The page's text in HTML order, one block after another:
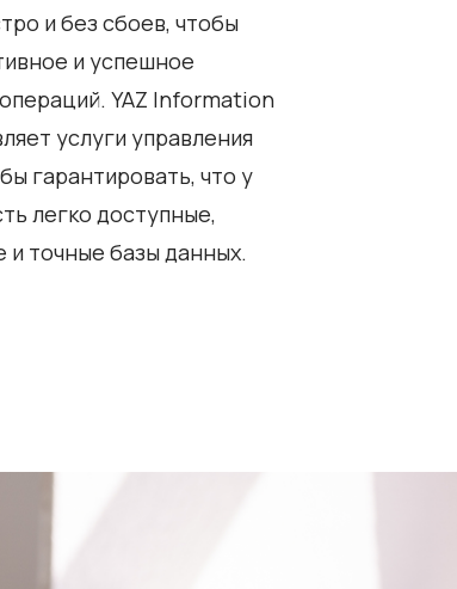
и без сбоев, чтобы
и успешное
YAZ Information
услуги управления
гарантировать, что у
легко доступные,
точные базы данных.